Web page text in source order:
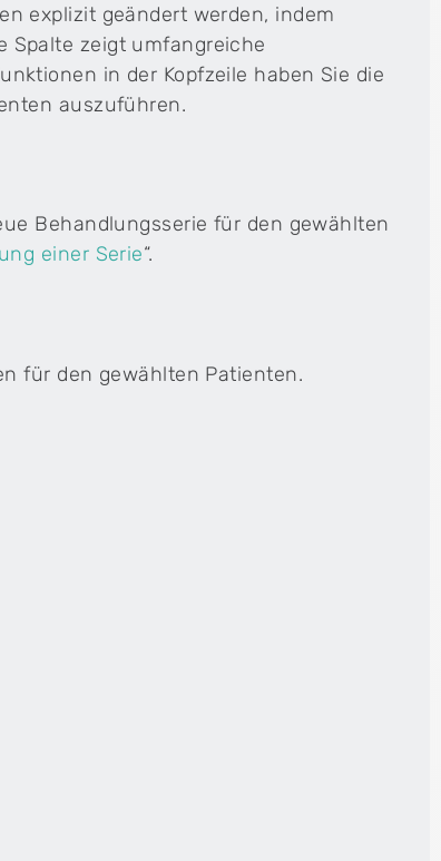
explizit geändert werden, indem
Spalte zeigt umfangreiche
in der Kopfzeile haben Sie die
auszuführen.
Behandlungsserie für den gewählten
einer Serie“.
für den gewählten Patienten.